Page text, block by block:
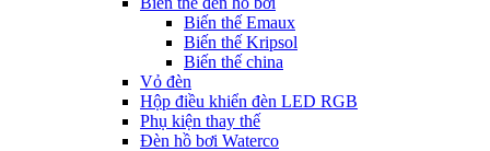
Biến thế Emaux
Biến thế Kripsol
Biến thế china
Vỏ đèn
Hộp điều khiển đèn LED RGB
Phụ kiện thay thế
Đèn hồ bơi Waterco